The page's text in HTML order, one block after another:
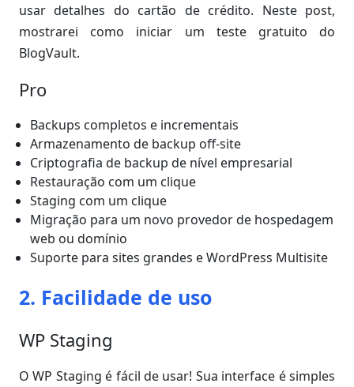
usar detalhes do cartão de crédito. Neste post,
mostrarei como iniciar um teste gratuito do
BlogVault.
Pro
Backups completos e incrementais
Armazenamento de backup off-site
Criptografia de backup de nível empresarial
Restauração com um clique
Staging com um clique
Migração para um novo provedor de hospedagem
web ou domínio
Suporte para sites grandes e WordPress Multisite
2. Facilidade de uso
WP Staging
O WP Staging é fácil de usar! Sua interface é simples